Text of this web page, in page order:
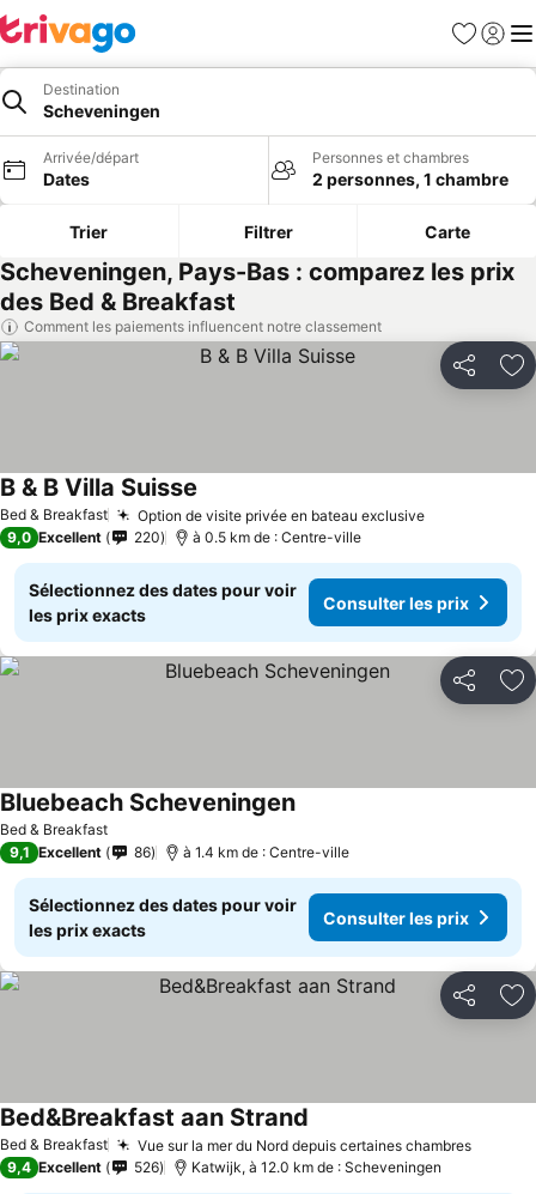
Favoris
Se
Destination
Scheveningen
Arrivée/départ
Dates
Personnes et chambres
2 personnes, 1 chambre
Trier Filtrer Carte
Scheveningen, Pays-Bas : comparez les prix
des Bed & Breakfast
Comment les paiements influencent notre classement
Partager
Bed & Breakfast Option de visite privée en bateau exclusive
B & B Villa Suisse
9,0 Excellent 220 à 0.5 km de : Centre-ville
Sélectionnez des dates pour voir
les prix exacts
Consulter les prix
Partager
Bed & Breakfast
Bluebeach Scheveningen
9,1 Excellent 86 à 1.4 km de : Centre-ville
Sélectionnez des dates pour voir
les prix exacts
Consulter les prix
Partager
Bed & Breakfast Vue sur la mer du Nord depuis certaines chambres
Bed&Breakfast aan Strand
9,4 Excellent 526 Katwijk, à 12.0 km de : Scheveningen